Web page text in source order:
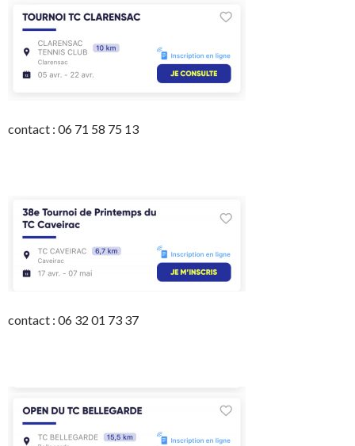
contact : 06 71 58 75 13
contact : 06 32 01 73 37